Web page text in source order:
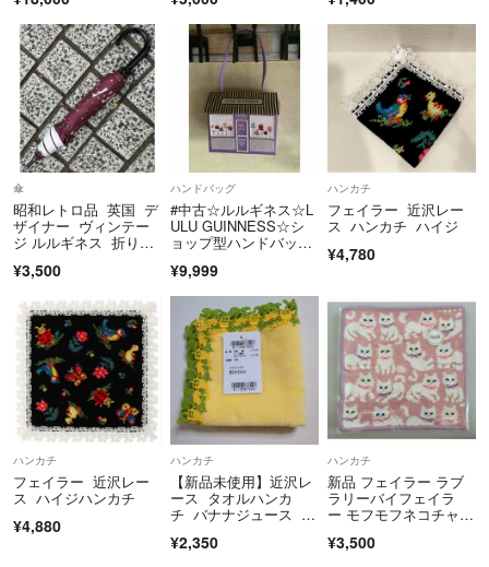
傘
昭和レトロ品 英国 デ
ザイナー ヴィンテー
ジ ルルギネス 折りた
¥3,500
ハンドバッグ
#中古☆ルルギネス☆L
ULU GUINNESS☆シ
ョップ型ハンドバッグ
¥9,999
ハンカチ
フェイラー 近沢レー
ス ハンカチ ハイジ
¥4,780
ハンカチ
フェイラー 近沢レー
ス ハイジハンカチ
¥4,880
ハンカチ
【新品未使用】近沢レ
ース タオルハンカ
チ バナナジュース イ
¥2,350
ハンカチ
新品 フェイラー ラブ
ラリーバイフェイラ
ー モフモフネコチャ
¥3,500